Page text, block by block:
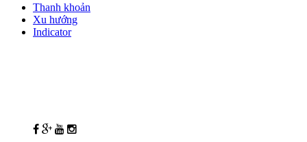
Thanh khoản
Xu hướng
Indicator